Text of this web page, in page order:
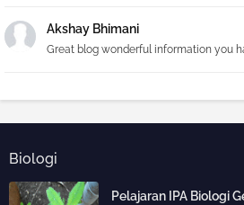
Akshay Bhimani
Great blog wonderful information you
Biologi
Pelajaran IPA Biologi